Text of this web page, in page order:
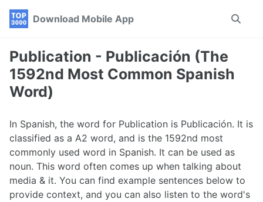
Skip
navigation
Skip
Skip
Download Mobile App
Toggle
Publication - Publicación (The
1592nd Most Common Spanish
Word)
In Spanish, the word for Publication is Publicación. It is
classified as a A2 word, and is the 1592nd most
commonly used word in Spanish. It can be used as
noun. This word often comes up when talking about
media & it. You can find example sentences below to
provide context, and you can also listen to the word's